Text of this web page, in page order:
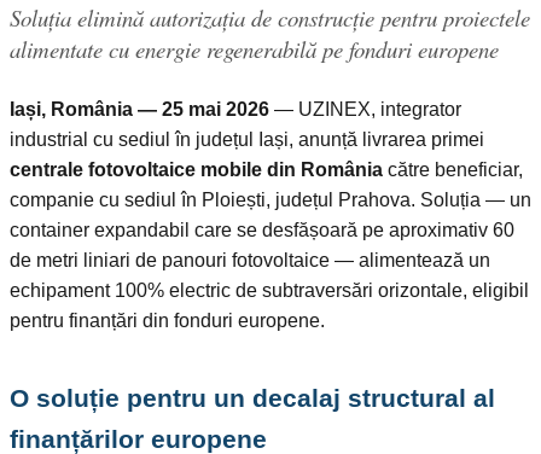
Soluția elimină autorizația de construcție pentru proiectele
alimentate cu energie regenerabilă pe fonduri europene
Iași, România — 25 mai 2026 — UZINEX, integrator
industrial cu sediul în județul Iași, anunță livrarea primei
centrale fotovoltaice mobile din România către beneficiar,
companie cu sediul în Ploiești, județul Prahova. Soluția — un
container expandabil care se desfășoară pe aproximativ 60
de metri liniari de panouri fotovoltaice — alimentează un
echipament 100% electric de subtraversări orizontale, eligibil
pentru finanțări din fonduri europene.
O soluție pentru un decalaj structural al
finanțărilor europene